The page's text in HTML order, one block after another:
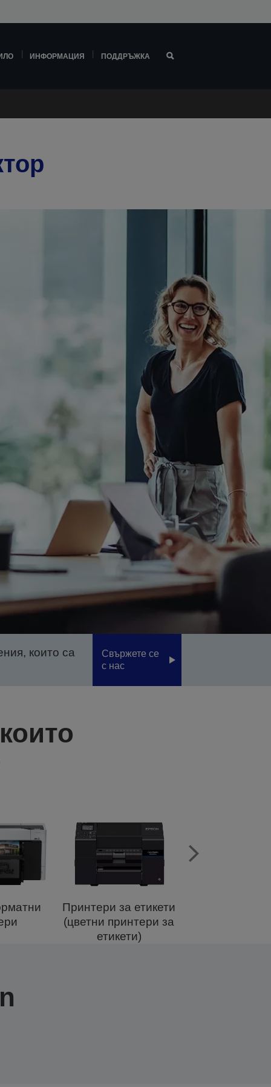
ИНФОРМАЦИЯ ПОДДРЪЖКА
които са
Свържете се
с нас
Принтери за етикети
(цветни принтери за
етикети)